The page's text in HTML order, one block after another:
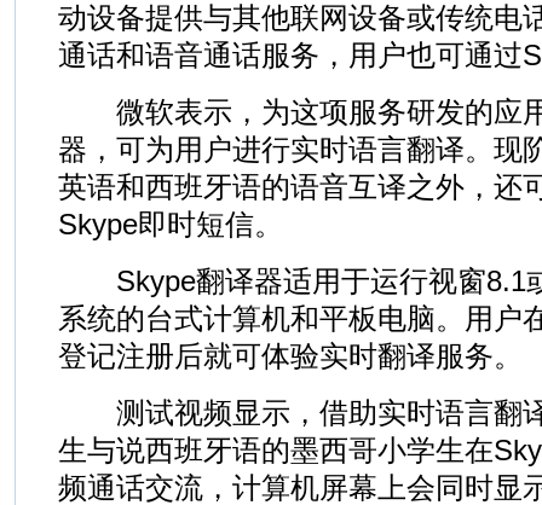
动设备提供与其他联网设备或传统电
通话和语音通话服务，用户也可通过
微软表示，为这项服务研发的应
器，可为用户进行实时语言翻译。现
英语和西班牙语的语音互译之外，还
Skype即时短信。
Skype翻译器适用于运行视窗8.1
系统的台式计算机和平板电脑。用户
登记注册后就可体验实时翻译服务。
测试视频显示，借助实时语言翻
生与说西班牙语的墨西哥小学生在
频通话交流，计算机屏幕上会同时显